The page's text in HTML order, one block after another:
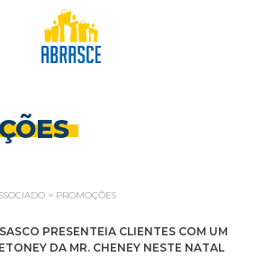
> PROMOÇÕES
PRESENTEIA CLIENTES COM UM
DA MR. CHENEY NESTE NATAL